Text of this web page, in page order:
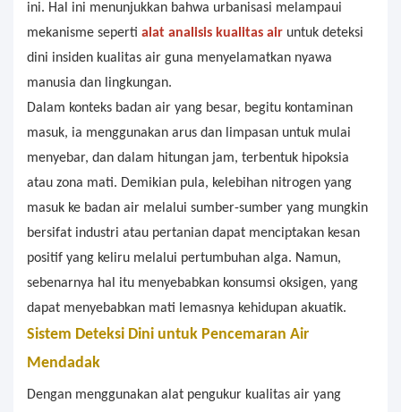
ini. Hal ini menunjukkan bahwa urbanisasi melampaui
mekanisme seperti alat analisis kualitas air untuk deteksi
dini insiden kualitas air guna menyelamatkan nyawa
manusia dan lingkungan.
Dalam konteks badan air yang besar, begitu kontaminan
masuk, ia menggunakan arus dan limpasan untuk mulai
menyebar, dan dalam hitungan jam, terbentuk hipoksia
atau zona mati. Demikian pula, kelebihan nitrogen yang
masuk ke badan air melalui sumber-sumber yang mungkin
bersifat industri atau pertanian dapat menciptakan kesan
positif yang keliru melalui pertumbuhan alga. Namun,
sebenarnya hal itu menyebabkan konsumsi oksigen, yang
dapat menyebabkan mati lemasnya kehidupan akuatik.
Sistem Deteksi Dini untuk Pencemaran Air
Mendadak
Dengan menggunakan alat pengukur kualitas air yang